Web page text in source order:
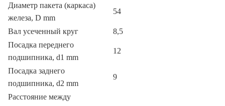
Диаметр пакета (каркаса)
железа, D mm
54
Вал усеченный круг
8,5
Посадка переднего
подшипника, d1 mm
12
Посадка заднего
подшипника, d2 mm
9
Расстояние между